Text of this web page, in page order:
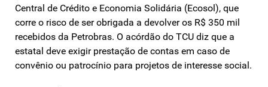
Central de Crédito e Economia Solidária (Ecosol), que
corre o risco de ser obrigada a devolver os R$ 350 mil
recebidos da Petrobras. O acórdão do TCU diz que a
estatal deve exigir prestação de contas em caso de
convênio ou patrocínio para projetos de interesse social.